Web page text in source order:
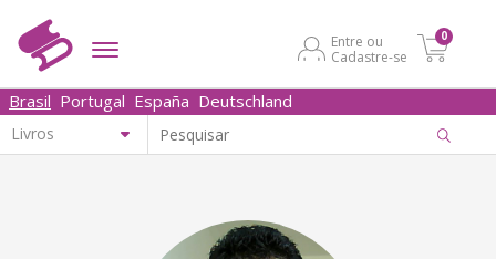
Entre ou
Cadastre-se
0
Brasil Portugal España Deutschland